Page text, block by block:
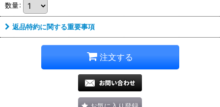
数量:
返品特約に関する重要事項
注文する